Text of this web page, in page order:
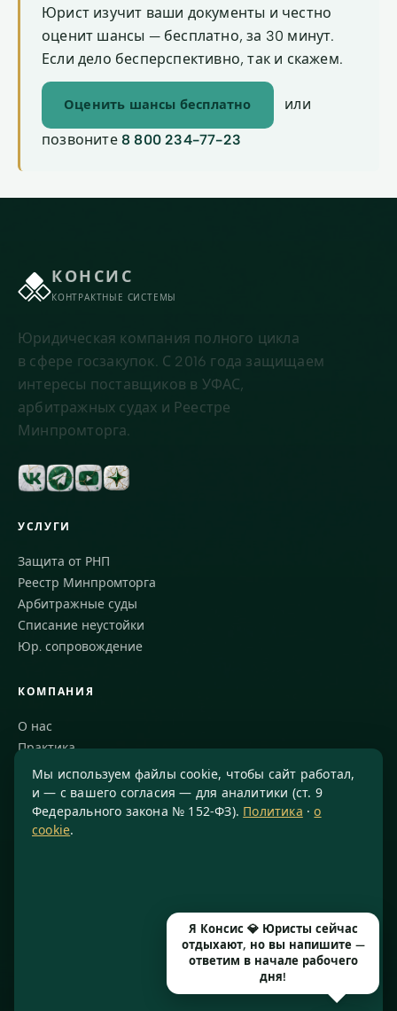
Юрист изучит ваши документы и честно
оценит шансы — бесплатно, за 30 минут.
Если дело бесперспективно, так и скажем.
Оценить шансы бесплатно или
позвоните 8 800 234-77-23
КОНСИС
КОНТРАКТНЫЕ СИСТЕМЫ
Юридическая компания полного цикла
в сфере госзакупок. С 2016 года защищаем
интересы поставщиков в УФАС,
арбитражных судах и Реестре
Минпромторга.
УСЛУГИ
Защита от РНП
Реестр Минпромторга
Арбитражные суды
Списание неустойки
Юр. сопровождение
КОМПАНИЯ
О нас
Практика
Блог
Команда
Благодарности
Москва, Варшавское шоссе, д. 1А, помещение 14/7
Мы используем файлы cookie, чтобы сайт работал,
и — с вашего согласия — для аналитики (ст. 9
Федерального закона № 152-ФЗ). Политика ·о
cookie.
Я Консис 💎 Юристы сейчас
отдыхают, но вы напишите —
ответим в начале рабочего
дня!